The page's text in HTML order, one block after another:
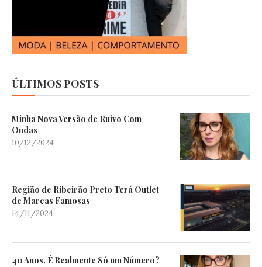
ÚLTIMOS POSTS
Minha Nova Versão de Ruivo Com
Ondas
10/12/2024
Região de Ribeirão Preto Terá Outlet
de Marcas Famosas
14/11/2024
40 Anos. É Realmente Só um Número?